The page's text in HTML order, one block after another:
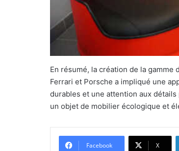
En résumé, la création de la
Ferrari et Porsche a impliqué une
durables et une attention aux
un objet de mobilier écologique et
Facebook X